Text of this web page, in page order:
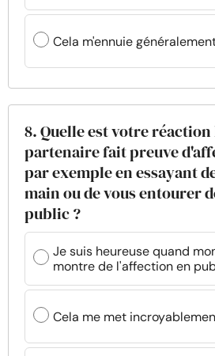
Cela m'ennuie
8. Quelle est votre
partenaire fait preuve
par exemple en essayant
main ou de vous entourer
public ?
Je suis heureuse quand
montre de l'affection en
Cela me met